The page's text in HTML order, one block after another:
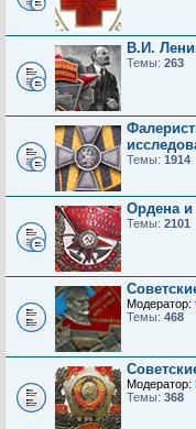
В.И.
Темы: 263
Темы: 1914
Ордена и
Темы: 2101
Модератор:
Темы: 468
Модератор:
Темы: 368